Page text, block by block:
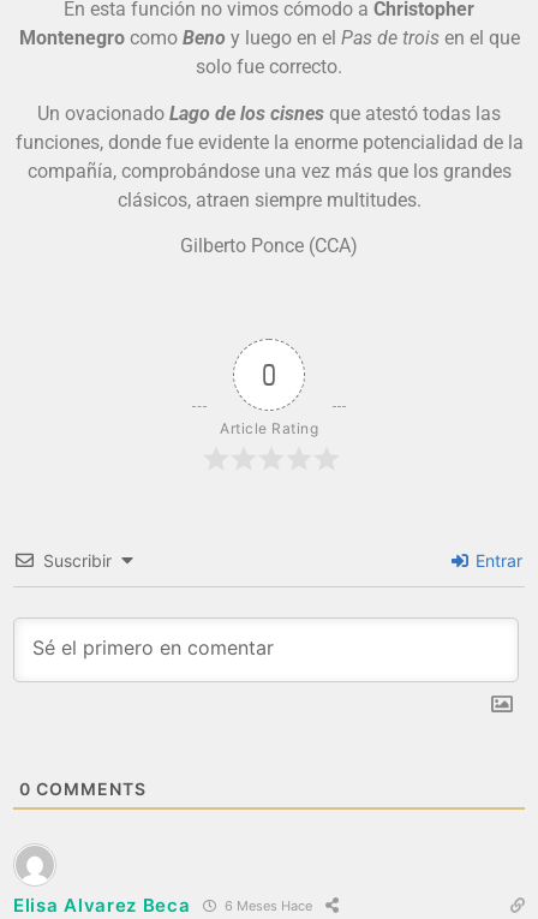
En esta función no vimos cómodo a Christopher
Montenegrocomo Beno y luego en el Pas de troisen el que
solo fue correcto.
Un ovacionado Lago de los cisnes que atestó todas las
funciones, donde fue evidente la enorme potencialidad de la
compañía, comprobándose una vez más que los grandes
clásicos, atraen siempre multitudes.
Gilberto Ponce (CCA)
0
Article Rating
Suscribir Entrar
0 COMMENTS
Elisa Alvarez Beca 6 Meses Hace